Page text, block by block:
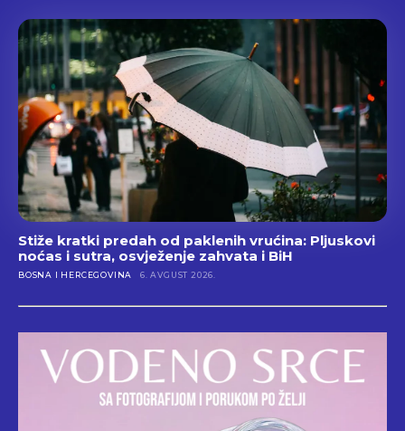
Stiže kratki predah od paklenih vrućina: Pljuskovi
noćas i sutra, osvježenje zahvata i BiH
BOSNA I HERCEGOVINA 6. AVGUST 2026.